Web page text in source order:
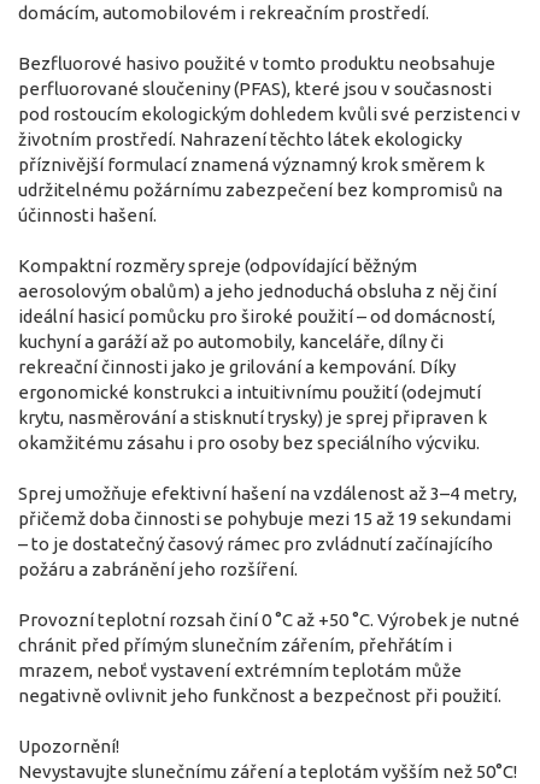
domácím, automobilovém i rekreačním prostředí.
Bezfluorové hasivo použité v tomto produktu neobsahuje
perfluorované sloučeniny (PFAS), které jsou v současnosti
pod rostoucím ekologickým dohledem kvůli své perzistenci v
životním prostředí. Nahrazení těchto látek ekologicky
příznivější formulací znamená významný krok směrem k
udržitelnému požárnímu zabezpečení bez kompromisů na
účinnosti hašení.
Kompaktní rozměry spreje (odpovídající běžným
aerosolovým obalům) a jeho jednoduchá obsluha z něj činí
ideální hasicí pomůcku pro široké použití – od domácností,
kuchyní a garáží až po automobily, kanceláře, dílny či
rekreační činnosti jako je grilování a kempování. Díky
ergonomické konstrukci a intuitivnímu použití (odejmutí
krytu, nasměrování a stisknutí trysky) je sprej připraven k
okamžitému zásahu i pro osoby bez speciálního výcviku.
Sprej umožňuje efektivní hašení na vzdálenost až 3–4 metry,
přičemž doba činnosti se pohybuje mezi 15 až 19 sekundami
– to je dostatečný časový rámec pro zvládnutí začínajícího
požáru a zabránění jeho rozšíření.
Provozní teplotní rozsah činí 0 °C až +50 °C. Výrobek je nutné
chránit před přímým slunečním zářením, přehřátím i
mrazem, neboť vystavení extrémním teplotám může
negativně ovlivnit jeho funkčnost a bezpečnost při použití.
Upozornění!
Nevystavujte slunečnímu záření a teplotám vyšším než 50°C!